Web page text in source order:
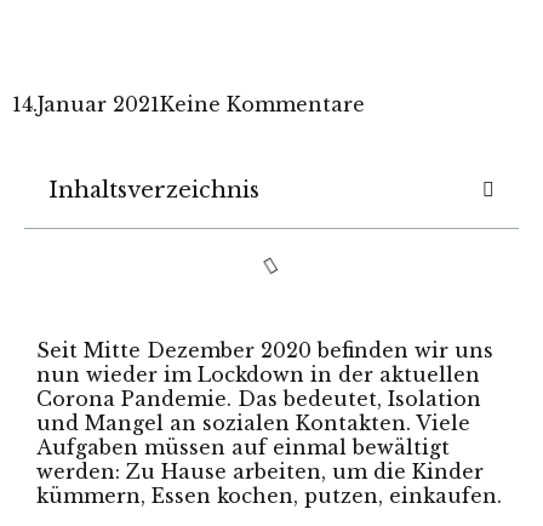
14.Januar 2021Keine Kommentare
Inhaltsverzeichnis
Seit Mitte Dezember 2020 befinden wir uns
nun wieder im Lockdown in der aktuellen
Corona Pandemie. Das bedeutet, Isolation
und Mangel an sozialen Kontakten. Viele
Aufgaben müssen auf einmal bewältigt
werden: Zu Hause arbeiten, um die Kinder
kümmern, Essen kochen, putzen, einkaufen.